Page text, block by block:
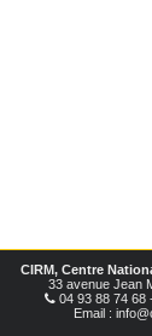
CIRM, Centre
33 avenue Jean
04 93 88 74 68
Email :